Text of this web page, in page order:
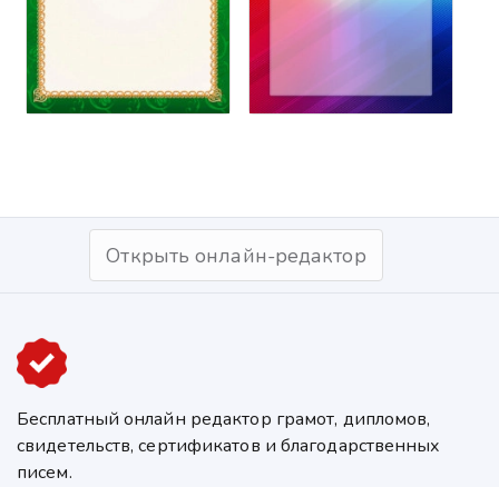
Открыть онлайн-редактор
Бесплатный онлайн редактор грамот, дипломов,
свидетельств, сертификатов и благодарственных
писем.